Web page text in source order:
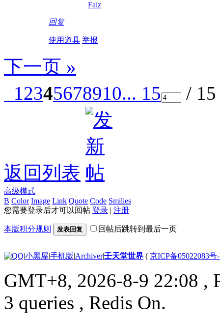
Faiz
回复
使用道具 举报
下一页 »
12345678910... 15 /
返回列表
高级模式
B Color Image Link Quote Code Smilies
您需要登录后才可以回帖 登录 | 注册
本版积分规则 发表回复 回帖后跳转到最后一页
|小黑屋|手机版|Archiver|壬天堂世界 ( 京ICP备05022083号
GMT+8, 2026-8-9 22:08 ,
3 queries , Redis On.